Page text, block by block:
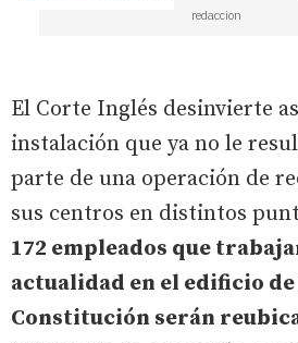
redaccion
El Corte Inglés desinvierte
instalación que ya no le
parte de una operación de
sus centros en distintos
172 empleados que
actualidad en el edificio
Constitución serán